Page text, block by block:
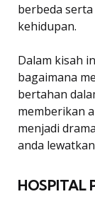
berbeda
kehidupan.
Dalam kisah
bagaimana
bertahan
memberikan
menjadi
anda
HOSPITAL